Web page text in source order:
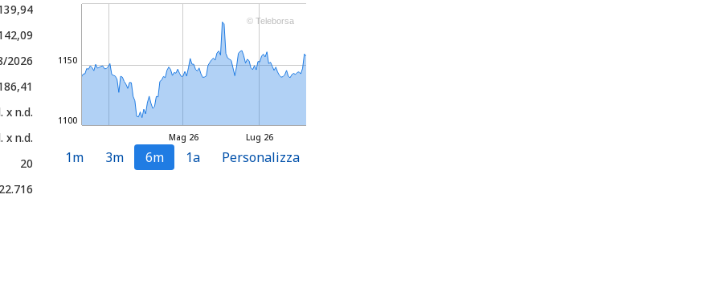
2026
x n.d.
x n.d.
20
Lug 26
Mag 26
1100
1150
© Teleborsa
1m 3m 6m 1a Personalizza